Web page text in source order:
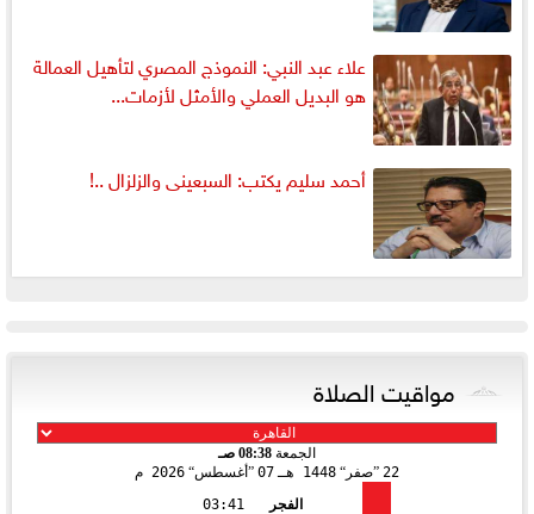
علاء عبد النبي: النموذج المصري لتأهيل العمالة
هو البديل العملي والأمثل لأزمات...
أحمد سليم يكتب: السبعينى والزلزال ..!
مواقيت الصلاة
الجمعة 08:38 صـ
22 صفر 1448 هـ 07 أغسطس 2026 م
الفجر
03:41